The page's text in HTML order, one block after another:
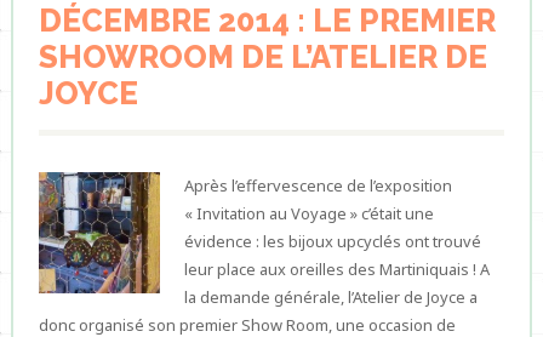
DÉCEMBRE 2014 : LE PREMIER
SHOWROOM DE L’ATELIER DE
JOYCE
Après l’effervescence de l’exposition
« Invitation au Voyage » c’était une
évidence : les bijoux upcyclés ont trouvé
leur place aux oreilles des Martiniquais ! A
la demande générale, l’Atelier de Joyce a
donc organisé son premier Show Room, une occasion de